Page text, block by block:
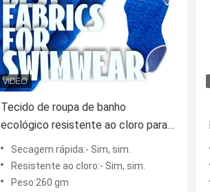
Tecido de roupa de banho
ecológico resistente ao cloro para
negócios de roupa de banho
Secagem rápida:- Sim, sim.
Resistente ao cloro:- Sim, sim.
Peso:260 gm